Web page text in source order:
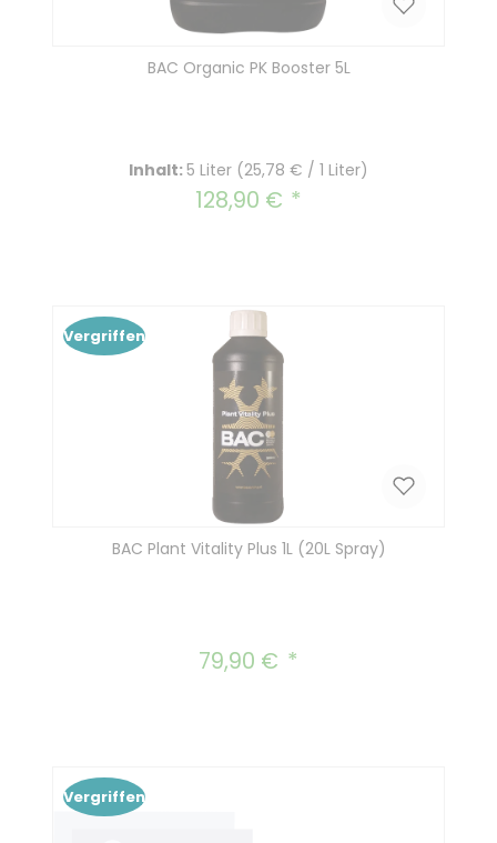
BAC Organic PK Booster 5L
Inhalt:5 Liter (25,78 € / 1 Liter)
Regulärer Preis:
128,90 €
Vergriffen
BAC Plant Vitality Plus 1L (20L Spray)
Regulärer Preis:
79,90 €
Vergriffen